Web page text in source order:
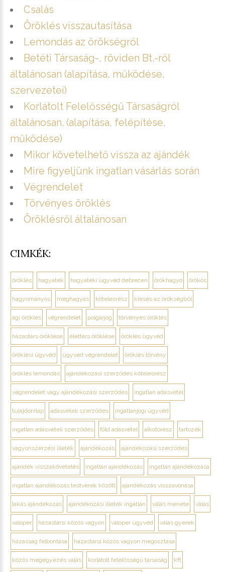
Csalás
Öröklés visszautasítása
Lemondás az örökségről
Betéti Társaság-, röviden Bt.-ről
általánosan (alapítása, működése,
szervezetei)
Korlátolt Felelősségű Társaságról
általánosan. (alapítása, felépítése,
működése)
Mikor követelhető vissza az ajándék
Mire figyeljünk ingatlan vásárlás során
Végrendelet
Törvényes öröklés
Öröklésről általánosan
CIMKÉK:
öröklés hagyaték hagyatéki ügyvéd debrecen örökhagyó örökös
hagyományos meghagyás kötelesrész kiesés az örökségből
ági öröklés végrendelet polgárjog törvényes öröklés
házastárs öröklése élettárs öröklése öröklés ügyvéd
öröklési ügyvéd ügyvéd végrendelet öröklés törvény
öröklés lemondás ajándékozási szerződés kötelesrész
végrendelet vagy ajándékozási szerződés ingatlan adásvétel
tulajdonilap adásvételi szerződés ingatlanjogi ügyvéd
ingatlan adásvételi szerződés föld adásvétel alkotórész tartozék
vagyonszerzési illeték ajándékozás ajándékozási szerződés
ajándék visszakövetelés ingatlan ajándékozás ingatlan ajándékozása
ingatlan ajándékozás testvérek között ajándékozás visszavonása
lakás ajándékozás ajándékozási illeték ingatlan válás menete válás
válóper házastársi közös vagyon válóper ügyvéd válás gyerek
házasság felbontása házastársi közös vagyon megosztása
közös megegyezés válás korlátolt felelősségű társaság kft